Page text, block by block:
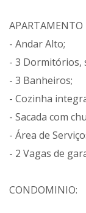
APARTAMENTO
- Andar Alto;
- 3 Dormitórios,
- 3 Banheiros;
- Cozinha
- Sacada com
- Área de
- 2 Vagas de
CONDOMINIO: